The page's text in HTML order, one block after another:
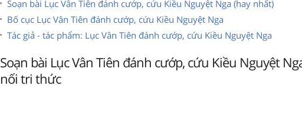
Soạn bài Lục Vân Tiên đánh cướp, cứu Kiều Nguyệt Nga (hay nhất)
Bố cục Lục Vân Tiên đánh cướp, cứu Kiều Nguyệt Nga
Tác giả - tác phẩm: Lục Vân Tiên đánh cướp, cứu Kiều Nguyệt Nga
Soạn bài Lục Vân Tiên đánh cướp, cứu Kiều Nguyệt
nối tri thức